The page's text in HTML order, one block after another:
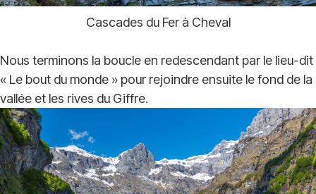
Cascades du Fer à Cheval
Nous terminons la boucle en redescendant par le lieu-dit
« Le bout du monde » pour rejoindre ensuite le fond de la
vallée et les rives du Giffre.